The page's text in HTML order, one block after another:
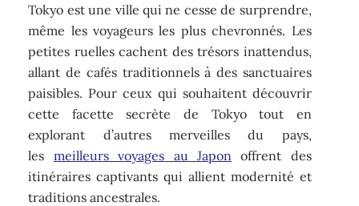
Tokyo est une ville qui ne cesse de surprendre,
même les voyageurs les plus chevronnés. Les
petites ruelles cachent des trésors inattendus,
allant de cafés traditionnels à des sanctuaires
paisibles. Pour ceux qui souhaitent découvrir
cette facette secrète de Tokyo tout en
explorant d’autres merveilles du pays,
les meilleurs voyages au Japon offrent des
itinéraires captivants qui allient modernité et
traditions ancestrales.